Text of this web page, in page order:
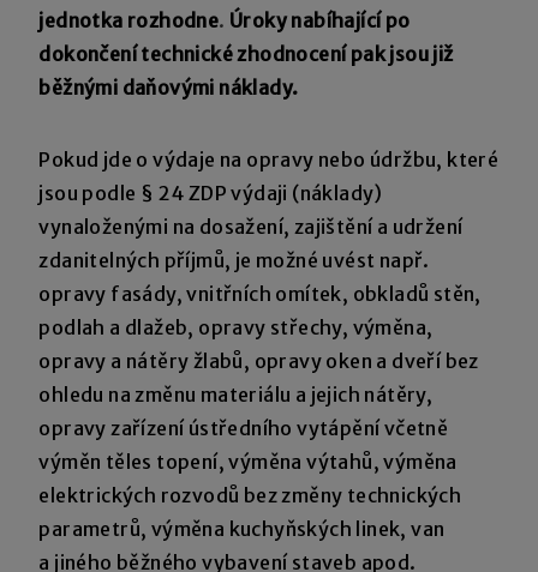
jednotka rozhodne. Úroky nabíhající po
dokončení technické zhodnocení pak jsou již
běžnými daňovými náklady.
Pokud jde o výdaje na opravy nebo údržbu, které
jsou podle § 24 ZDP výdaji (náklady)
vynaloženými na dosažení, zajištění a udržení
zdanitelných příjmů, je možné uvést např.
opravy fasády, vnitřních omítek, obkladů stěn,
podlah a dlažeb, opravy střechy, výměna,
opravy a nátěry žlabů, opravy oken a dveří bez
ohledu na změnu materiálu a jejich nátěry,
opravy zařízení ústředního vytápění včetně
výměn těles topení, výměna výtahů, výměna
elektrických rozvodů bez změny technických
parametrů, výměna kuchyňských linek, van
a jiného běžného vybavení staveb apod.